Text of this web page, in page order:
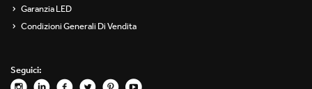
Garanzia LED
Condizioni Generali Di Vendita
Seguici: